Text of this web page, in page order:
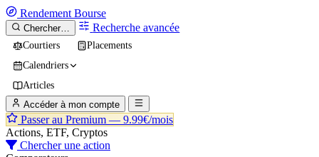
Rendement Bourse
Chercher… Recherche avancée
Courtiers
Placements
Calendriers
Articles
Accéder à mon compte
Passer au Premium — 9.99€/mois
Actions, ETF, Cryptos
Chercher une action